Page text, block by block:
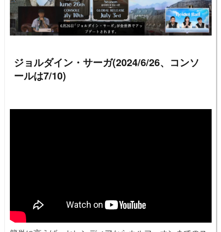
ジョルダイン・サーガ(2024/6/26、コンソ
ールは7/10)